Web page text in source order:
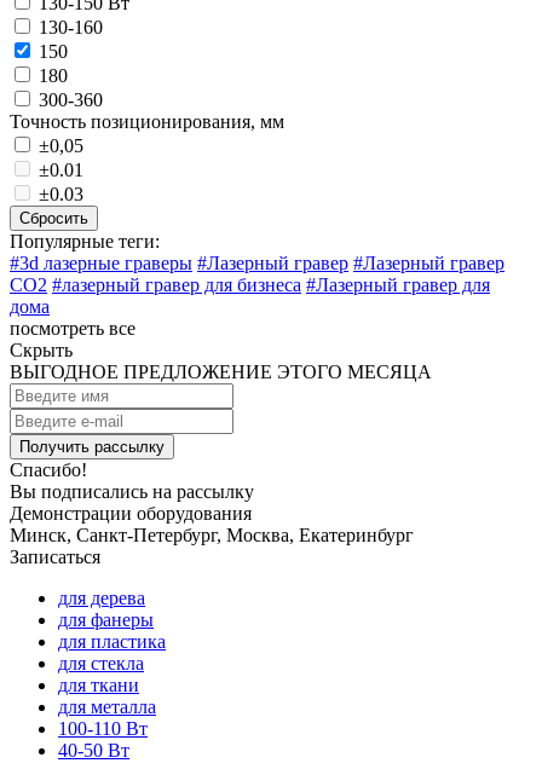
130-160
150
180
300-360
Точность позиционирования, мм
±0,05
±0.01
±0.03
Сбросить
Популярные теги:
#3d лазерные граверы #Лазерный гравер #Лазерный гравер
CO2 #лазерный гравер для бизнеса #Лазерный гравер для
дома
посмотреть все
Скрыть
ВЫГОДНОЕ ПРЕДЛОЖЕНИЕ ЭТОГО МЕСЯЦА
Спасибо!
Вы подписались на рассылку
Демонстрации оборудования
Минск, Санкт-Петербург, Москва, Екатеринбург
Записаться
для дерева
для фанеры
для пластика
для стекла
для ткани
для металла
100-110 Вт
40-50 Вт